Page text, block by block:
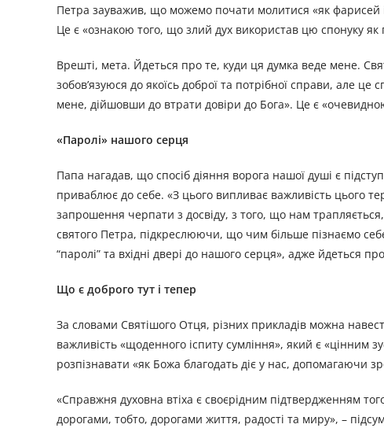
Петра зауважив, що можемо почати молитися «як фарисей
Це є «ознакою того, що злий дух використав цю спонуку як
Врешті, мета. Йдеться про те, куди ця думка веде мене.
зобов’язуюся до якоїсь доброї та потрібної справи, але
мене, дійшовши до втрати довіри до Бога». Це є
«Паролі» нашого серця
Папа нагадав, що спосіб діяння ворога нашої душі є
приваблює до себе. «З цього випливає важливість цього
запрошення черпати з досвіду, з того, що нам
святого Петра, підкреслюючи, що чим більше пізнаємо
“паролі” та вхідні двері до нашого серця», адже йдеться
Що є доброго тут і тепер
За словами Святішого Отця, різних прикладів можна
важливість «щоденного іспиту сумління», який є «цінним
розпізнавати «як Божа благодать діє у нас, допомагаючи
«Справжня духовна втіха є своєрідним підтвердженням
дорогами, тобто, дорогами життя, радості та миру», –